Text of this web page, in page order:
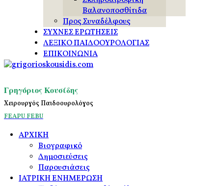
Βαλανοποσθίτιδα
Προς Συναδέλφους
ΣΥΧΝΕΣ ΕΡΩΤΗΣΕΙΣ
ΛΕΞΙΚΟ ΠΑΙΔΟΟΥΡΟΛΟΓΙΑΣ
ΕΠΙΚΟΙΝΩΝΙΑ
Γρηγόριος Κουσίδης
Χειρουργός Παιδοουρολόγος
FEAPUFEBU
ΑΡΧΙΚΗ
Βιογραφικό
Δημοσιεύσεις
Παρουσιάσεις
ΙΑΤΡΙΚΗ ΕΝΗΜΕΡΩΣΗ